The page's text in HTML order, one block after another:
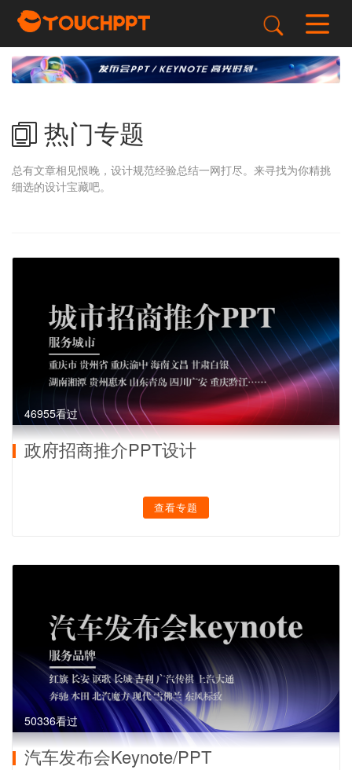
热门专题
总有文章相见恨晚，设计规范经验总结一网打尽。来寻找为你精挑
细选的设计宝藏吧。
46955看过
政府招商推介PPT设计
查看专题
50336看过
汽车发布会Keynote/PPT